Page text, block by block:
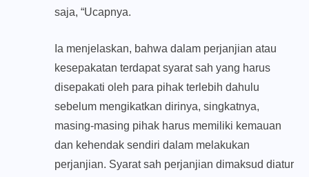
saja, “Ucapnya.
Ia menjelaskan, bahwa dalam perjanjian atau
kesepakatan terdapat syarat sah yang harus
disepakati oleh para pihak terlebih dahulu
sebelum mengikatkan dirinya, singkatnya,
masing-masing pihak harus memiliki kemauan
dan kehendak sendiri dalam melakukan
perjanjian. Syarat sah perjanjian dimaksud diatur